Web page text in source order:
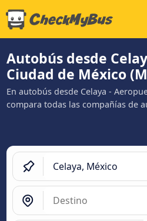
Autobús desde
Ciudad de México
En autobús desde Celaya -
compara todas las compañías de